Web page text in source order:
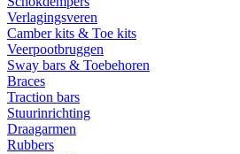
Verlagingsveren
Camber kits & Toe kits
Veerpootbruggen
Sway bars & Toebehoren
Braces
Traction bars
Stuurinrichting
Draagarmen
Rubbers